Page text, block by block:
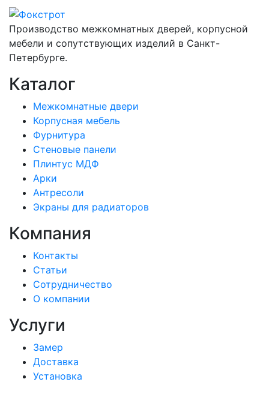
Производство межкомнатных дверей, корпусной
мебели и сопутствующих изделий в Санкт-
Петербурге.
Каталог
Межкомнатные двери
Корпусная мебель
Фурнитура
Стеновые панели
Плинтус МДФ
Арки
Антресоли
Экраны для радиаторов
Компания
Контакты
Статьи
Сотрудничество
О компании
Услуги
Замер
Доставка
Установка